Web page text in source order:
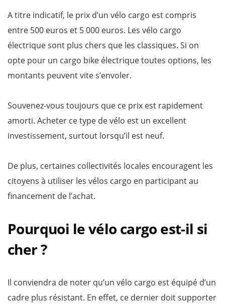
A titre indicatif, le prix d’un vélo cargo est compris
entre 500 euros et 5 000 euros. Les vélo cargo
électrique sont plus chers que les classiques. Si on
opte pour un cargo bike électrique toutes options, les
montants peuvent vite s’envoler.
Souvenez-vous toujours que ce prix est rapidement
amorti. Acheter ce type de vélo est un excellent
investissement, surtout lorsqu’il est neuf.
De plus, certaines collectivités locales encouragent les
citoyens à utiliser les vélos cargo en participant au
financement de l’achat.
Pourquoi le vélo cargo est-il si
cher ?
Il conviendra de noter qu’un vélo cargo est équipé d’un
cadre plus résistant. En effet, ce dernier doit supporter